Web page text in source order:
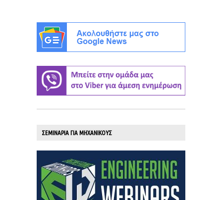
ΣΕΜΙΝΑΡΙΑ ΓΙΑ ΜΗΧΑΝΙΚΟΥΣ